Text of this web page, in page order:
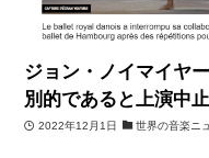
ジョン・ノイマイヤ
別的であると上演中止
2022年12月1日 世界の音楽ニ